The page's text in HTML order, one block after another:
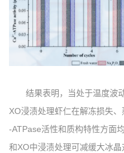
结果表明，当处于温度波
XO浸渍处理虾仁在解冻损失
-ATPase活性和质构特性方面
和XO中浸渍处理可减缓大冰